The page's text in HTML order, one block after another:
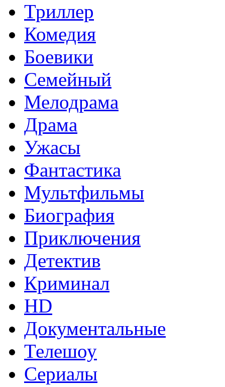
Триллер
Комедия
Боевики
Семейный
Мелодрама
Драма
Ужасы
Фантастика
Мультфильмы
Биография
Приключения
Детектив
Криминал
HD
Документальные
Телешоу
Сериалы